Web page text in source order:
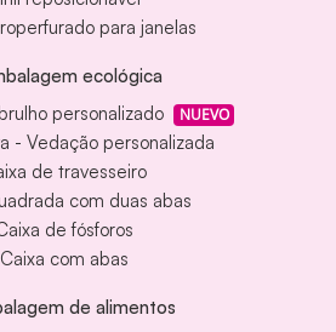
para janelas
ecológica
personalizado
NUEVO
- Vedação personalizada
de travesseiro
com duas abas
de fósforos
Caixa com abas
de alimentos